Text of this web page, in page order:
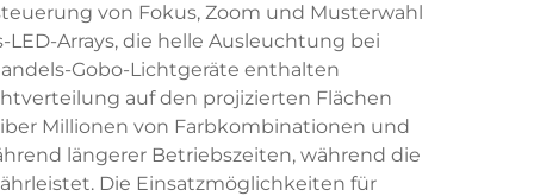
von Fokus, Zoom und Musterwahl
Arrays, die helle Ausleuchtung bei
Gobo-Lichtgeräte enthalten
auf den projizierten Flächen
Millionen von Farbkombinationen und
längerer Betriebszeiten, während die
Die Einsatzmöglichkeiten für